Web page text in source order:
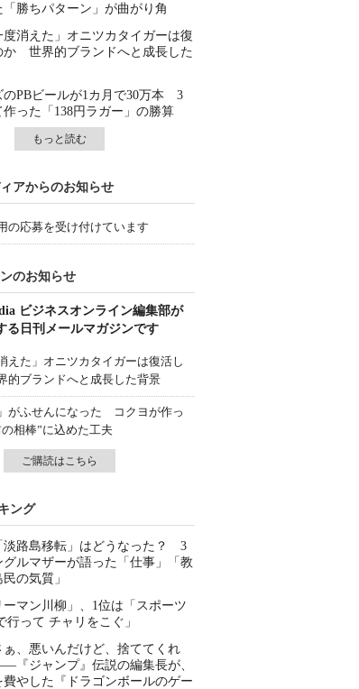
「勝ちパターン」が曲がり角
度消えた」オニツカタイガーは復
か 世界的ブランドへと成長した
のPBビールが1カ月で30万本 3
作った「138円ラガー」の勝算
もっと読む
アからのお知らせ
の応募を受け付けています
のお知らせ
ビジネスオンライン編集部が
る日刊メールマガジンです
えた」オニツカタイガーは復活し
ブランドへと成長した背景
がふせんになった コクヨが作っ
相棒”に込めた工夫
ご購読はこちら
ング
淡路島移転」はどうなった？ 3
グルマザーが語った「仕事」「教
の気質」
ーマン川柳」、1位は「スポーツ
行って チャリをこぐ」
ぁ、悪いんだけど、捨ててくれ
『ジャンプ』伝説の編集長が、
費やした『ドラゴンボールのゲー